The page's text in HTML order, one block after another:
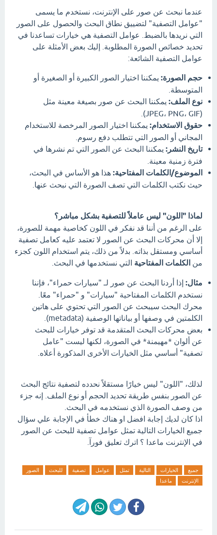
عندما نبحث عن صور على الإنترنت، نستخدم ما يسمى
"عوامل التصفية" لتضييق نطاق البحث والحصول على الصور
التي نريدها بالضبط. عوامل التصفية هي خيارات تساعدنا في
تحديد خصائص الصورة المطلوبة. إليك بعض الأمثلة على
عوامل التصفية الشائعة:
حجم الصورة: يمكننا اختيار الصور الكبيرة أو الصغيرة أو
المتوسطة.
نوع الملف: يمكننا البحث عن صور بصيغة معينة مثل
(JPEG، PNG، GIF).
حقوق الاستخدام: يمكننا اختيار الصور المرخصة للاستخدام
المجاني أو الصور التي تتطلب دفع رسوم.
تاريخ النشر: يمكننا البحث عن الصور التي تم نشرها في
فترة زمنية معينة.
الموضوع/الكلمات المفتاحية: هذا هو الأساس في البحث،
حيث نكتب الكلمات التي تصف الصورة التي نبحث عنها.
لماذا "اللون" ليس عاملاً للتصفية بشكل مباشر؟
على الرغم من أننا قد نفكر في اللون كخاصية مهمة للصورة،
إلا أن محركات البحث عن الصور لا تعتمد عليه كعامل تصفية
أساسي ومستقل بذاته. بدلاً من ذلك، يتم استخدام اللون كجزء
من الكلمات المفتاحية التي نستخدمها في البحث.
مثال: إذا أردنا البحث عن صور لـ "سيارات حمراء"، فإننا
نستخدم الكلمات المفتاحية "سيارات" و "حمراء" معًا.
محرك البحث سيبحث عن الصور التي تحتوي على هاتين
الكلمتين في وصفها أو بياناتها الوصفية (metadata).
بعض محركات البحث المتقدمة قد توفر خيارات للبحث
عن ألوان *مهيمنة* في الصورة، لكنها ليست "عامل
تصفية" أساسي مثل الخيارات الأخرى المذكورة أعلاه.
لذلك، "اللون" ليس خيارًا مستقلاً نحدده لتصفية نتائج البحث
عن الصور بنفس طريقة تحديد الحجم أو نوع الملف. إنه جزء
من وصف الصورة الذي نستخدمه في البحث.
اذا كان لديك إجابة افضل او هناك خطأ في الإجابة علي سؤال
جميع الخيارات التالية تمثل عوامل تصفية للبحث عن الصور
في الإنترنت ماعدا ؟ اترك تعليق فورآ.
جميع الخيارات التالية تمثل عوامل تصفية للبحث
الصور
الإنترنت
ماعدا